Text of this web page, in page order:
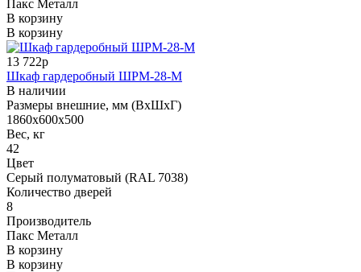
Пакс Металл
В корзину
В корзину
13 722р
Шкаф гардеробный ШРМ-28-М
В наличии
Размеры внешние, мм (ВхШхГ)
1860х600х500
Вес, кг
42
Цвет
Серый полуматовый (RAL 7038)
Количество дверей
8
Производитель
Пакс Металл
В корзину
В корзину